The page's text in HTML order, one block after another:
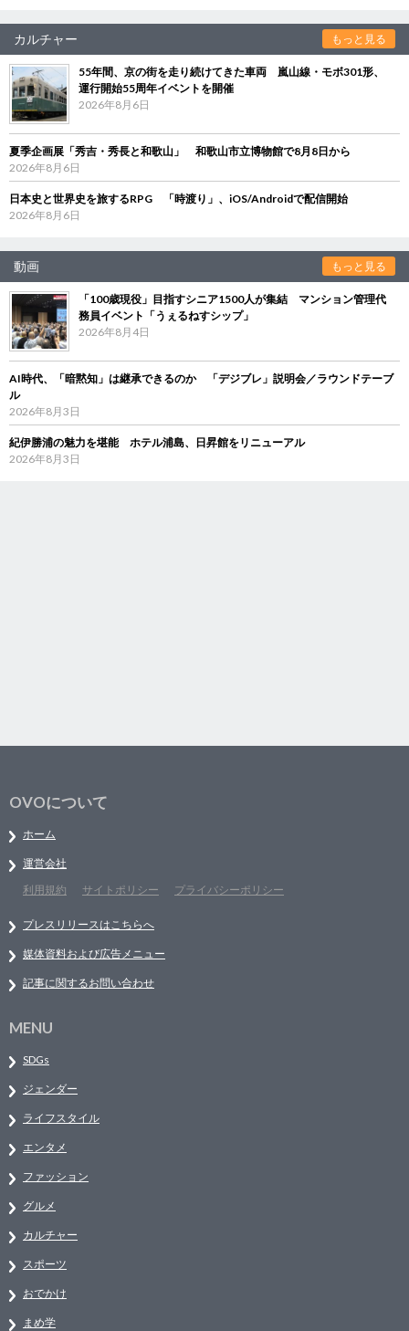
カルチャー もっと見る
55年間、京の街を走り続けてきた車両 嵐山線・モボ301形、
運行開始55周年イベントを開催
2026年8月6日
夏季企画展「秀吉・秀長と和歌山」 和歌山市立博物館で8月8日から
2026年8月6日
日本史と世界史を旅するRPG 「時渡り」、iOS/Androidで配信開始
2026年8月6日
動画 もっと見る
「100歳現役」目指すシニア1500人が集結 マンション管理代
務員イベント「うぇるねすシップ」
2026年8月4日
AI時代、「暗黙知」は継承できるのか 「デジブレ」説明会／ラウンドテーブ
ル
2026年8月3日
紀伊勝浦の魅力を堪能 ホテル浦島、日昇館をリニューアル
2026年8月3日
OVOについて
ホーム
運営会社
利用規約
サイトポリシー プライバシーポリシー
プレスリリースはこちらへ
媒体資料および広告メニュー
記事に関するお問い合わせ
MENU
SDGs
ジェンダー
ライフスタイル
エンタメ
ファッション
グルメ
カルチャー
スポーツ
おでかけ
まめ学